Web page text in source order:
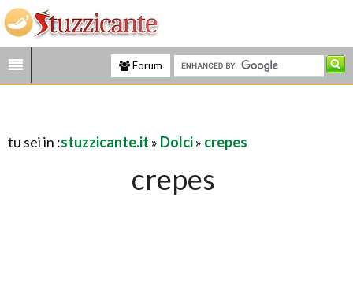
Forum
tu sei in :stuzzicante.it » Dolci» crepes
crepes